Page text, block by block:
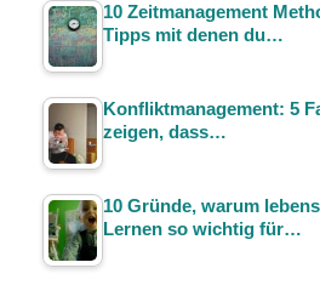
10 Zeitmanagement
Tipps mit denen du…
Konfliktmanagement: 5
zeigen, dass…
10 Gründe, warum
Lernen so wichtig für…